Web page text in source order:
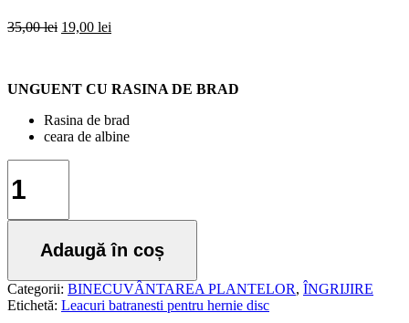
35,00lei Prețul
35,00 lei.
19,00 lei
UNGUENT CU RASINA DE BRAD
Rasina de brad
ceara de albine
100%
NATURAL
-
DE
BRAD
45ml
Adaugă în coș
Categorii: BINECUVÂNTAREA PLANTELOR, ÎNGRIJIRE
Etichetă: Leacuri batranesti pentru hernie disc